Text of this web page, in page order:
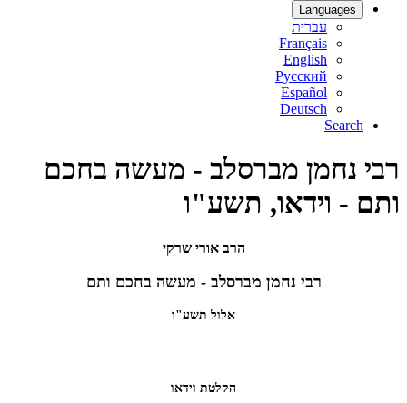
Languages
עברית
Français
English
Русский
Español
Deutsch
Search
רבי נחמן מברסלב - מעשה בחכם
ותם - וידאו, תשע"ו
הרב אורי שרקי
רבי נחמן מברסלב - מעשה בחכם ותם
אלול תשע"ו
הקלטת וידאו